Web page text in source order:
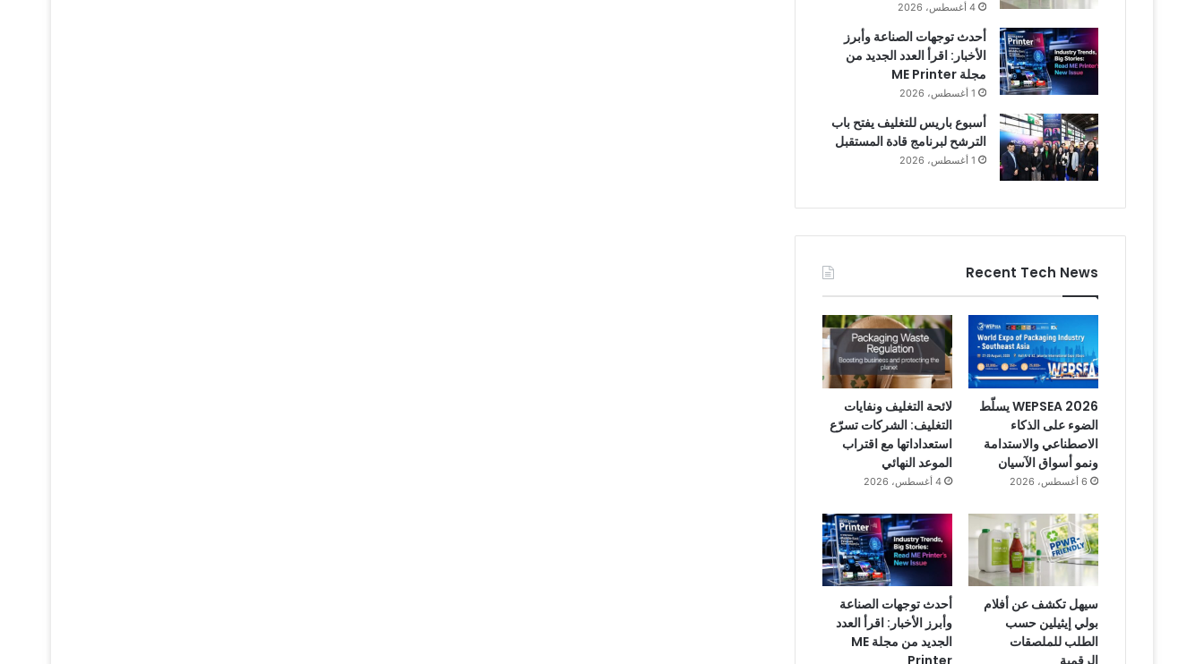
4 أغسطس، 2026
أحدث توجهات الصناعة وأبرز
الأخبار: اقرأ العدد الجديد من
مجلة ME Printer
1 أغسطس، 2026
أسبوع باريس للتغليف يفتح باب
الترشح لبرنامج قادة المستقبل
1 أغسطس، 2026
Recent Tech News
WEPSEA 2026 يسلّط
الضوء على الذكاء
الاصطناعي والاستدامة
ونمو أسواق الآسيان
6 أغسطس، 2026
لائحة التغليف ونفايات
التغليف: الشركات تسرّع
استعداداتها مع اقتراب
الموعد النهائي
4 أغسطس، 2026
سيهل تكشف عن أفلام
بولي إيثيلين حسب
الطلب للملصقات
أحدث توجهات الصناعة
وأبرز الأخبار: اقرأ العدد
الجديد من مجلة ME